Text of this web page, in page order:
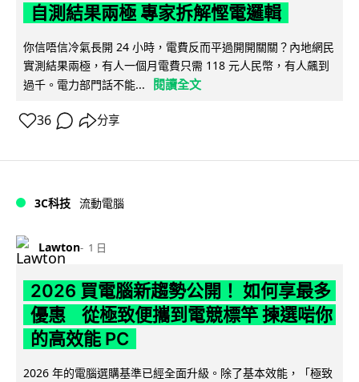
自測結果兩極 專家拆解慳電邏輯
你信唔信冷氣長開 24 小時，電費反而平過開開關關？內地網民
實測結果兩極，有人一個月電費只需 118 元人民幣，有人飆到
過千。電力部門話不能...
閱讀全文
36 分享
3C科技 流動電腦
Lawton 1 日
2026 買電腦新趨勢公開！ 如何享最多
優惠 從極致便攜到電競標竿 揀選啱你
的高效能 PC
2026 年的電腦選購基準已經全面升級。除了基本效能，「極致